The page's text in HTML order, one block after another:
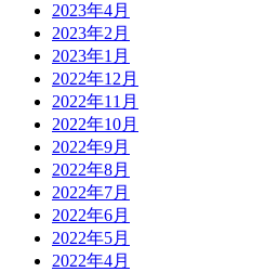
2023年4月
2023年2月
2023年1月
2022年12月
2022年11月
2022年10月
2022年9月
2022年8月
2022年7月
2022年6月
2022年5月
2022年4月